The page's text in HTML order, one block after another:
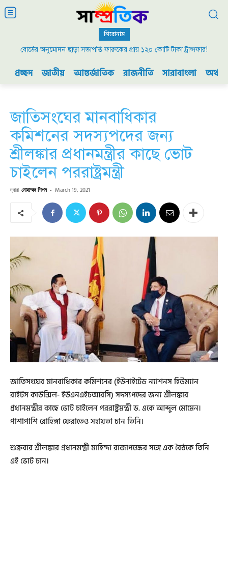
শিরোনাম
বোর্ডের অনুমোদন ছাড়া সভাপতি ফারুকের প্রায় ১২০ কোটি টাকা ট্রান্সফার!
প্রচ্ছদ জাতীয় আন্তর্জাতিক রাজনীতি সারাবাংলা
জাতিসংঘের মানবাধিকার
কমিশনের সদস্যপদের জন্য
শ্রীলঙ্কার প্রধানমন্ত্রীর কাছে ভোট
চাইলেন পররাষ্ট্রমন্ত্রী
দ্বারা মোহাম্মদ শিপন - March 19, 2021
জাতিসংঘের মানবাধিকার কমিশনের (ইউনাইটেড ন্যাশনস হিউম্যান
রাইটস কাউন্সিল- ইউএনএইচআরসি) সদস্যপদের জন্য শ্রীলঙ্কার
প্রধানমন্ত্রীর কাছে ভোট চাইলেন পররাষ্ট্রমন্ত্রী ড. একে আব্দুল মোমেন।
পাশাপাশি রোহিঙ্গা ফেরাতেও সহায়তা চান তিনি।
শুক্রবার শ্রীলঙ্কার প্রধানমন্ত্রী মাহিন্দা রাজাপক্ষের সঙ্গে এক বৈঠকে তিনি
এই ভোট চান।